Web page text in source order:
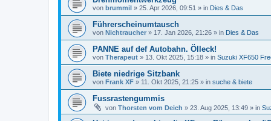
von brummil » 25. Apr 2026, 09:51 » in Dies & Das
Führerscheinumtausch
von Nichtraucher » 17. Jan 2026, 21:26 » in Dies & Das
PANNE auf def Autobahn. Ölleck!
von Therapeut » 13. Okt 2025, 15:18 » in Suzuki XF650
Biete niedrige Sitzbank
von Frank XF » 11. Okt 2025, 21:25 » in suche & biete
Fussrastengummis
von Thorsten vom Deich » 23. Aug 2025, 13:49 » in